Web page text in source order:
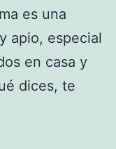
es una
apio, especial
en casa y
dices, te